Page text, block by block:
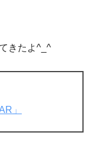
きたよ^_^
」